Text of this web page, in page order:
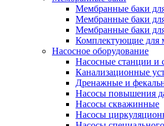
Мембранные баки
Мембранные баки
Мембранные баки
Комплектующие для
Насосное оборудование
Насосные станции и
Канализационные
Дренажные и
Насосы повышения
Насосы скважинные
Насосы